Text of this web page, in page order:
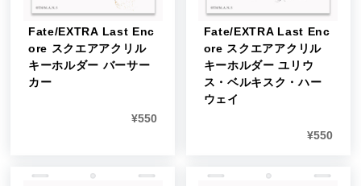
Fate/EXTRA Last Enc
ore スクエアアクリル
キーホルダー バーサー
カー
¥550
Fate/EXTRA Last Enc
ore スクエアアクリル
キーホルダー ユリウ
ス・ベルキスク・ハー
ウェイ
¥550